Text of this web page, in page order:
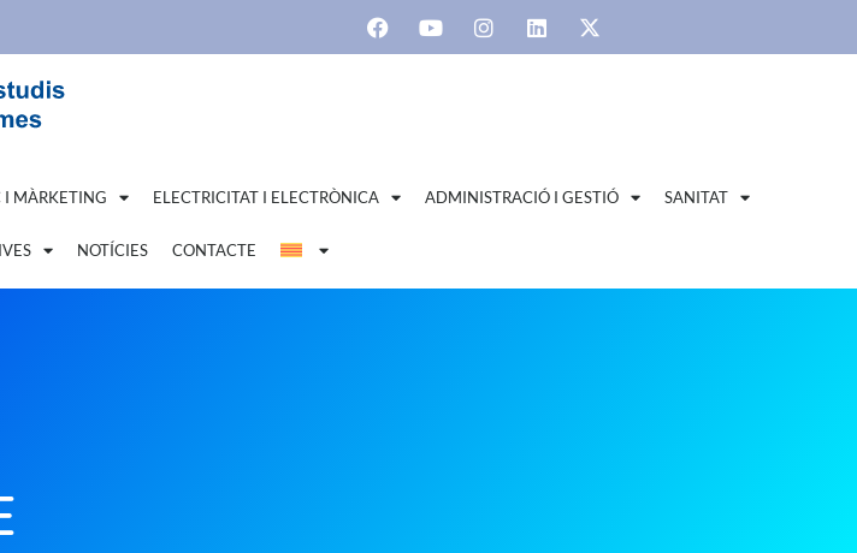
I MÀRKETING ELECTRICITAT I ELECTRÒNICA ADMINISTRACIÓ I GESTIÓ SANITAT
NOTÍCIES CONTACTE